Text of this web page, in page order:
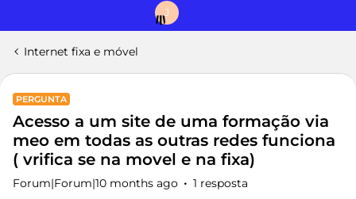
J
Internet fixa e móvel
PERGUNTA
Acesso a um site de uma formação via
meo em todas as outras redes funciona
( vrifica se na movel e na fixa)
Forum|Forum|10 months ago 1 resposta